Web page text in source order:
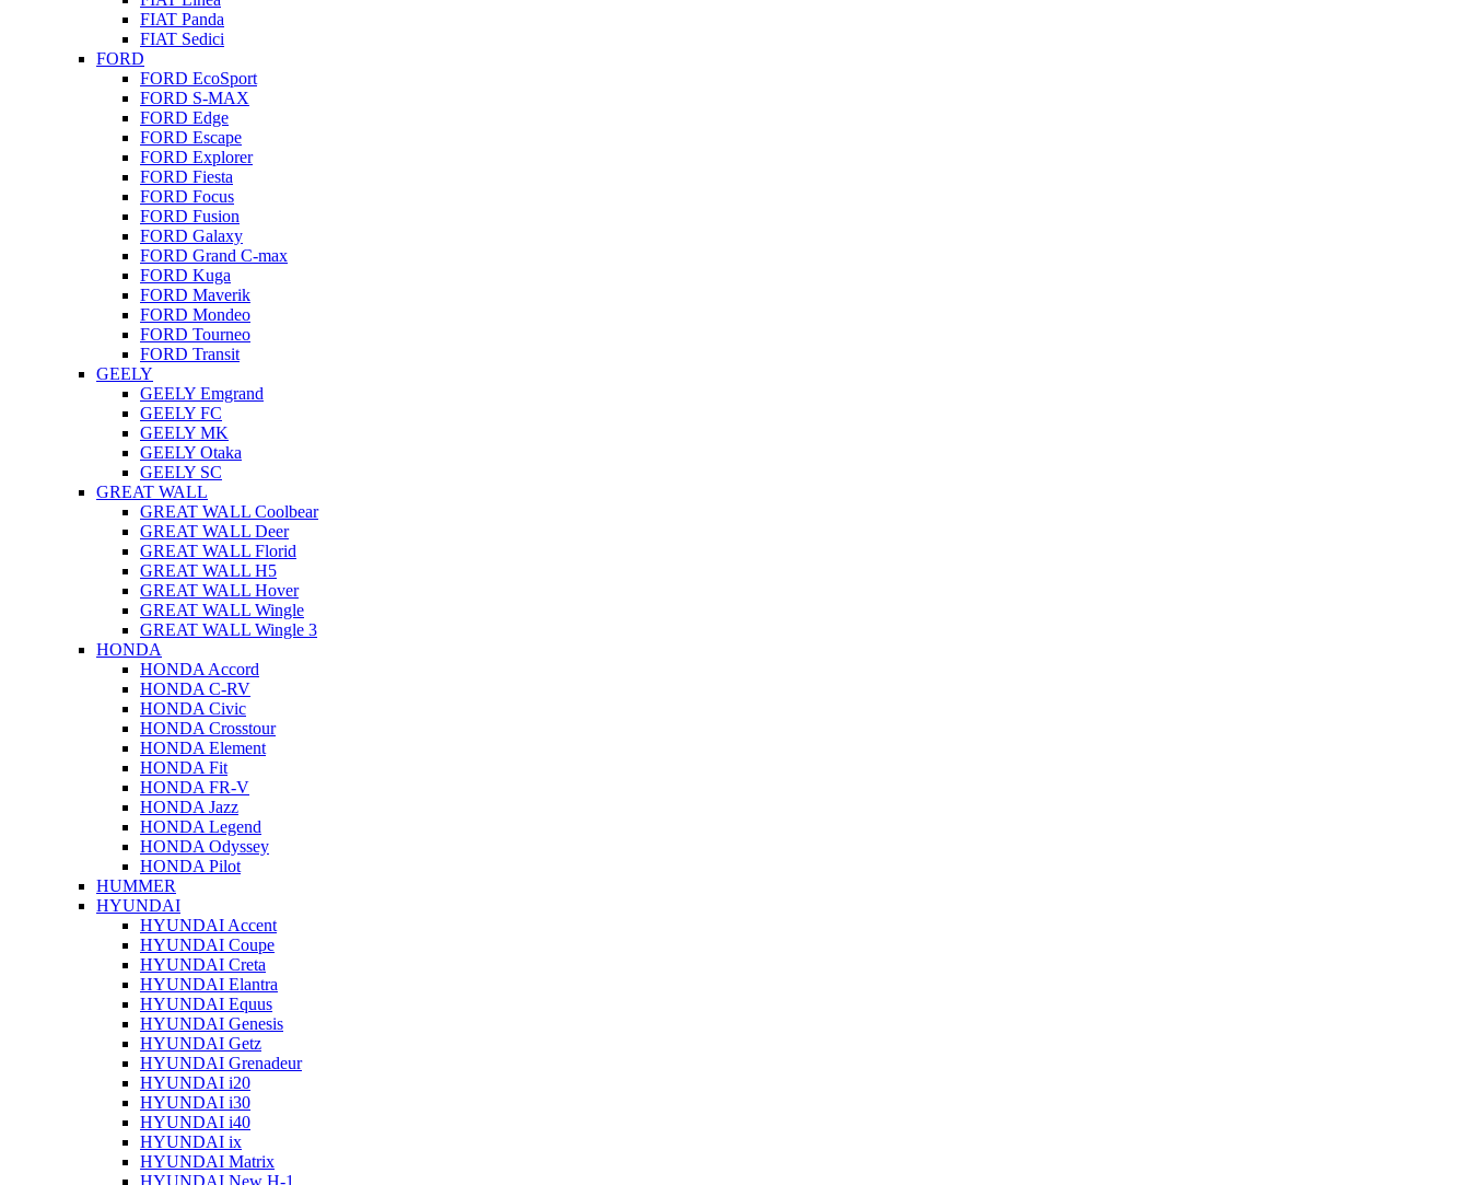
FIAT Panda
FIAT Sedici
FORD
FORD EcoSport
FORD S-MAX
FORD Edge
FORD Escape
FORD Explorer
FORD Fiesta
FORD Focus
FORD Fusion
FORD Galaxy
FORD Grand C-max
FORD Kuga
FORD Maverik
FORD Mondeo
FORD Tourneo
FORD Transit
GEELY
GEELY Emgrand
GEELY FC
GEELY MK
GEELY Otaka
GEELY SC
GREAT WALL
GREAT WALL Coolbear
GREAT WALL Deer
GREAT WALL Florid
GREAT WALL H5
GREAT WALL Hover
GREAT WALL Wingle
GREAT WALL Wingle 3
HONDA
HONDA Accord
HONDA C-RV
HONDA Civic
HONDA Crosstour
HONDA Element
HONDA Fit
HONDA FR-V
HONDA Jazz
HONDA Legend
HONDA Odyssey
HONDA Pilot
HUMMER
HYUNDAI
HYUNDAI Accent
HYUNDAI Coupe
HYUNDAI Creta
HYUNDAI Elantra
HYUNDAI Equus
HYUNDAI Genesis
HYUNDAI Getz
HYUNDAI Grenadeur
HYUNDAI i20
HYUNDAI i30
HYUNDAI i40
HYUNDAI ix
HYUNDAI Matrix
HYUNDAI New H-1